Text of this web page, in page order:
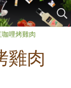
哩烤雞肉
雞肉